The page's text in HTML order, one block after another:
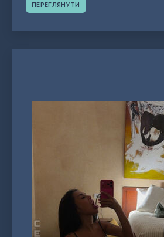
ПЕРЕГЛЯНУТИ